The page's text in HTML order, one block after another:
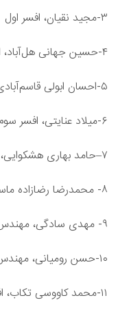
۳-مجید نقیان، افسر اول
۴-حسین جهانی هل‌آباد، افسر دوم
۵-احسان ابولی قاسم‌آبادی، افسر دوم
۶-میلاد عنایتی، افسر سوم
۷–حامد بهاری هشکوایی، مهندس دوم
۸- محمدرضا رضازاده ماسوله، مهندس سوم
۹- مهدی سادگی، مهندس سوم
۱۰-حسن رومیانی، مهندس چهارم
۱۱-محمد کاووسی تکاب، افسر تدارکات